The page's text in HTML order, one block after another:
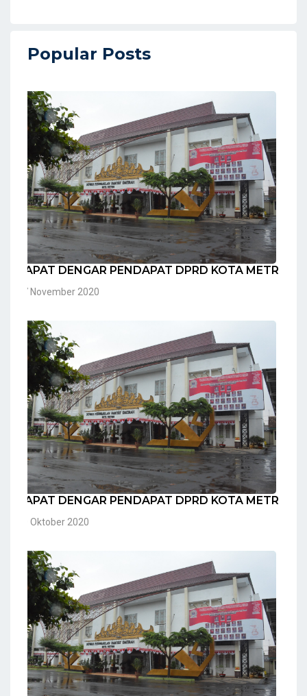
Popular Posts
RAPAT DENGAR PENDAPAT DPRD KOTA METRO
17 November 2020
RAPAT DENGAR PENDAPAT DPRD KOTA METRO
20 Oktober 2020